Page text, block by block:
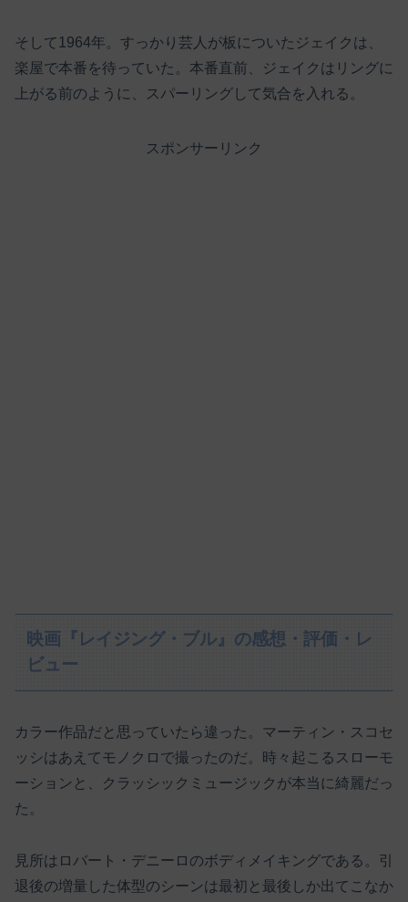
そして1964年。すっかり芸人が板についたジェイクは、
楽屋で本番を待っていた。本番直前、ジェイクはリングに
上がる前のように、スパーリングして気合を入れる。
スポンサーリンク
映画『レイジング・ブル』の感想・評価・レ
ビュー
カラー作品だと思っていたら違った。マーティン・スコセ
ッシはあえてモノクロで撮ったのだ。時々起こるスローモ
ーションと、クラッシックミュージックが本当に綺麗だっ
た。
見所はロバート・デニーロのボディメイキングである。引
退後の増量した体型のシーンは最初と最後しか出てこなか